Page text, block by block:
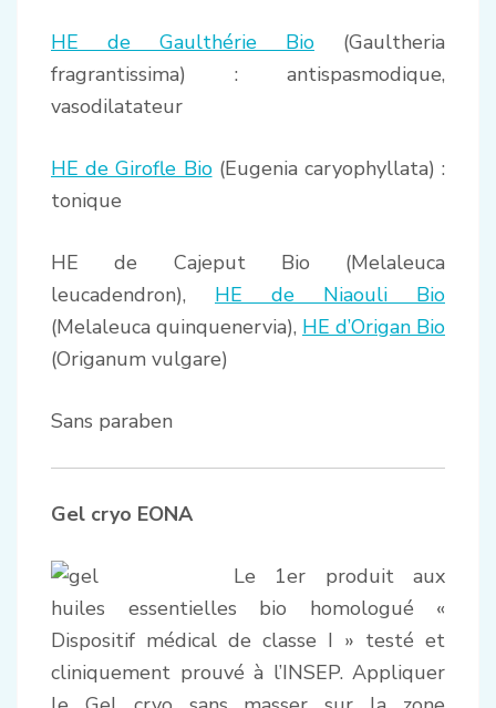
HE de Gaulthérie Bio (Gaultheria
fragrantissima) : antispasmodique,
vasodilatateur
HE de Girofle Bio(Eugenia caryophyllata) :
tonique
HE de Cajeput Bio (Melaleuca
leucadendron), HE de Niaouli Bio
(Melaleuca quinquenervia), HE d’Origan Bio
(Origanum vulgare)
Sans paraben
Gel cryo EONA
Le 1er produit aux
huiles essentielles bio homologué «
Dispositif médical de classe I » testé et
cliniquement prouvé à l’INSEP. Appliquer